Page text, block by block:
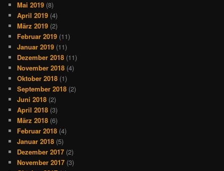
Mai 2019 (8)
April 2019 (4)
März 2019 (2)
Februar 2019 (11)
Januar 2019 (11)
Dezember 2018 (11)
November 2018 (4)
Oktober 2018 (1)
September 2018 (2)
Juni 2018 (2)
April 2018 (3)
März 2018 (6)
Februar 2018 (4)
Januar 2018 (5)
Dezember 2017 (2)
November 2017 (3)